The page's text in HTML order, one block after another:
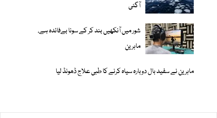
آگئی
شور میں آنکھیں بند کر کے سونا بےفائدہ ہے،
ماہرین
ماہرین نے سفید بال دوبارہ سیاہ کرنے کا طبی علاج ڈھونڈ لیا